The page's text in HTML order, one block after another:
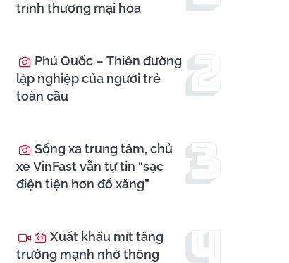
trình thương mại hóa
Phú Quốc – Thiên đường
lập nghiệp của người trẻ
toàn cầu
Sống xa trung tâm, chủ
xe VinFast vẫn tự tin “sạc
điện tiện hơn đổ xăng”
Xuất khẩu mít tăng
trưởng mạnh nhờ thông